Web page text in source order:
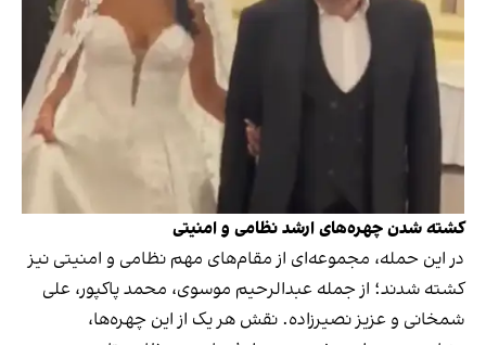
کشته شدن چهره‌های ارشد نظامی و امنیتی
در این حمله، مجموعه‌ای از مقام‌های مهم نظامی و امنیتی نیز
کشته شدند؛ از جمله عبدالرحیم موسوی، محمد پاکپور، علی
شمخانی و عزیز نصیرزاده. نقش هر یک از این چهره‌ها،